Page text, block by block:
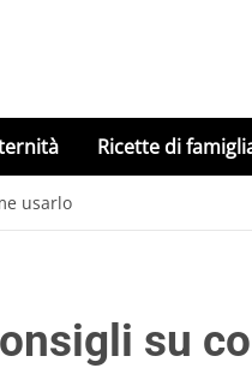
Ricette di
usarlo
su